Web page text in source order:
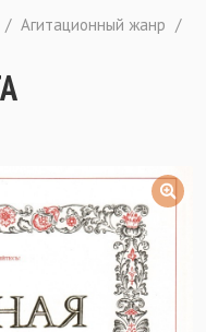
/ Агитационный жанр /